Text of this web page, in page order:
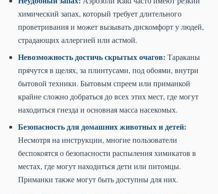
химический запах, который требует длительного
проветривания и может вызывать дискомфорт у людей,
страдающих аллергией или астмой.
Невозможность достичь скрытых очагов: Тараканы
прячутся в щелях, за плинтусами, под обоями, внутри
бытовой техники. Бытовым спреем или приманкой
крайне сложно добраться до всех этих мест, где могут
находиться гнезда и основная масса насекомых.
Безопасность для домашних животных и детей:
Несмотря на инструкции, многие пользователи
беспокоятся о безопасности распыления химикатов в
местах, где могут находиться дети или питомцы.
Приманки также могут быть доступны для них.